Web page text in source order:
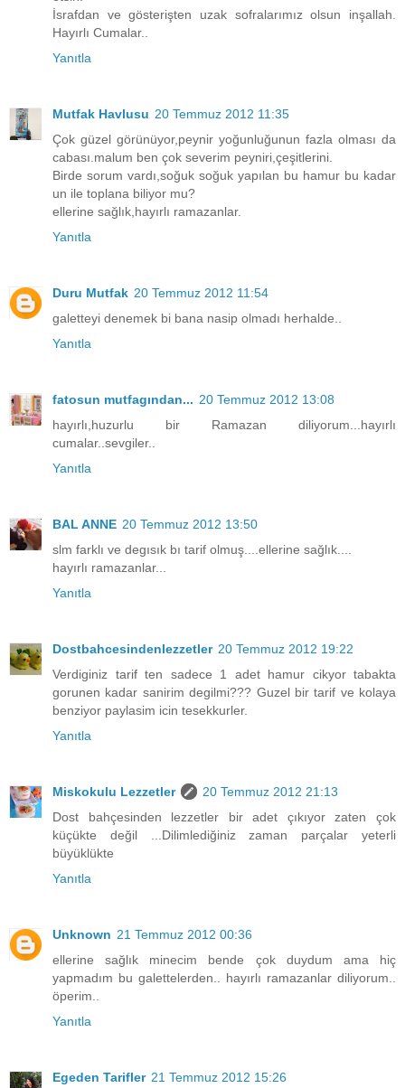
İsrafdan ve gösterişten uzak sofralarımız olsun inşallah.
Hayırlı Cumalar..
Yanıtla
Mutfak Havlusu 20 Temmuz 2012 11:35
Çok güzel görünüyor,peynir yoğunluğunun fazla olması da
cabası.malum ben çok severim peyniri,çeşitlerini.
Birde sorum vardı,soğuk soğuk yapılan bu hamur bu kadar
un ile toplana biliyor mu?
ellerine sağlık,hayırlı ramazanlar.
Yanıtla
Duru Mutfak 20 Temmuz 2012 11:54
galetteyi denemek bi bana nasip olmadı herhalde..
Yanıtla
fatosun mutfagından... 20 Temmuz 2012 13:08
hayırlı,huzurlu bir Ramazan diliyorum...hayırlı
cumalar..sevgiler..
Yanıtla
BAL ANNE 20 Temmuz 2012 13:50
slm farklı ve degısık bı tarif olmuş....ellerine sağlık....
hayırlı ramazanlar...
Yanıtla
Dostbahcesindenlezzetler 20 Temmuz 2012 19:22
Verdiginiz tarif ten sadece 1 adet hamur cikyor tabakta
gorunen kadar sanirim degilmi??? Guzel bir tarif ve kolaya
benziyor paylasim icin tesekkurler.
Yanıtla
Miskokulu Lezzetler
20 Temmuz 2012 21:13
Dost bahçesinden lezzetler bir adet çıkıyor zaten çok
küçükte değil ...Dilimlediğiniz zaman parçalar yeterli
büyüklükte
Yanıtla
Unknown 21 Temmuz 2012 00:36
ellerine sağlık minecim bende çok duydum ama hiç
yapmadım bu galettelerden.. hayırlı ramazanlar diliyorum..
öperim..
Yanıtla
Egeden Tarifler 21 Temmuz 2012 15:26